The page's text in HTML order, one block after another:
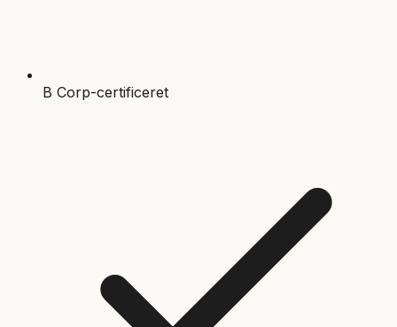
B Corp-certificeret